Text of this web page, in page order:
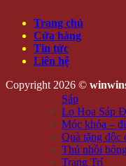
Trang chủ
Cửa hàng
Tin tức
Liên hệ
Copyright 2026 ©
Sáp
Lọ Hoa Sáp
Móc khóa –
Quà tặng độc
Thú nhồi
Trang Trí